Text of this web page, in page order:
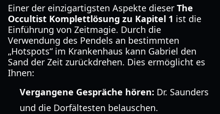
Einer der einzigartigsten Aspekte dieser The
Occultist Komplettlösung zu Kapitel 1 ist die
Einführung von Zeitmagie. Durch die
Verwendung des Pendels an bestimmten
„Hotspots“ im Krankenhaus kann Gabriel den
Sand der Zeit zurückdrehen. Dies ermöglicht es
Ihnen:
Vergangene Gespräche hören: Dr. Saunders
und die Dorfältesten belauschen.